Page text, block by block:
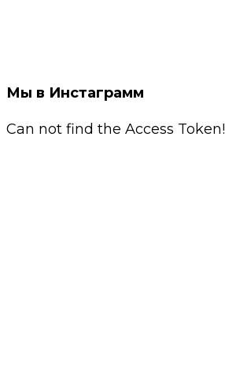
Мы в Инстаграмм
Can not find the Access Token!